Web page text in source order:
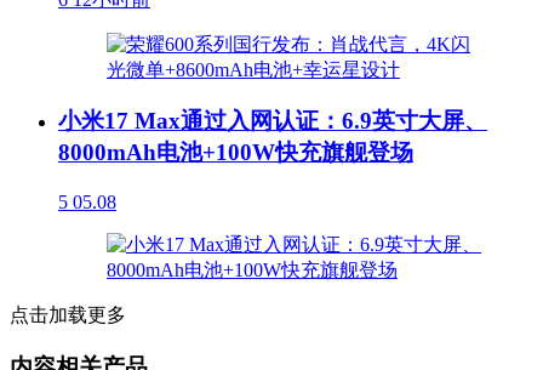
小米17 Max通过入网认证：6.9英寸大屏、
8000mAh电池+100W快充旗舰登场
5 05.08
点击加载更多